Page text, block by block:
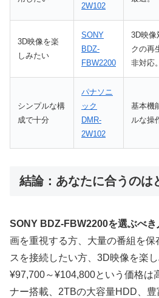
2W102
3D映像を楽
しみたい
SONY
BDZ-
FBW2200
3D映像
クの再
非対応。
シンプルな構
成で十分
パナソニ
ック
DMR-
2W102
基本機
ルな操
結論：あなたに合うのは
SONY BDZ-FBW2200を選ぶべき
画を重視する方、大量の番組を保
スを接続したい方、3D映像を楽
¥97,700～¥104,800という価格は
ナー搭載、2TBの大容量HDD、